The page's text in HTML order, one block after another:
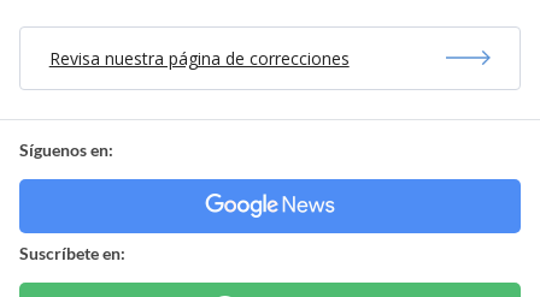
Revisa nuestra página de correcciones
Síguenos en:
Suscríbete en: